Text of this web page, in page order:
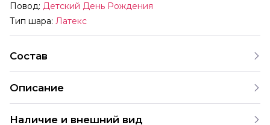
Повод: Детский День Рождения
Тип шара: Латекс
Состав
Описание
продаём шары только комплектами поэтому выбрать
Наличие и внешний вид